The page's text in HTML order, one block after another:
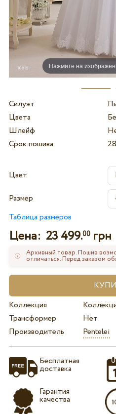
Нажмите на
Силуэт
Цвета
Шлейф
Срок пошива
Цвет
Размер
Таблица размеров
Цена: 23 499.00грн
Архивный товар. Пошив
отличаться. Перед заказом
Коллекция
Трансформер
Нет
Производитель
Pentelei
Бесплатная
доставка
Гарантия
качества